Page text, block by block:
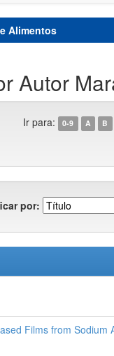
Alimentos
Autor
Ir para: 0-9 A B
por:
Films from Sodium